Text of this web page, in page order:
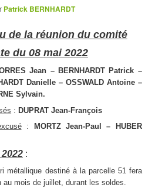
Patrick BERNHARDT
de la réunion du comité
du 08 mai 2022
Jean – BERNHARDT Patrick –
Danielle – OSSWALD Antoine –
Sylvain.
: DUPRAT Jean-François
:
MORTZ Jean-Paul – HUBER
:
métallique destiné à la parcelle 51 fera
au mois de juillet, durant les soldes.